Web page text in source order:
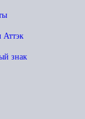
Аттэк
знак